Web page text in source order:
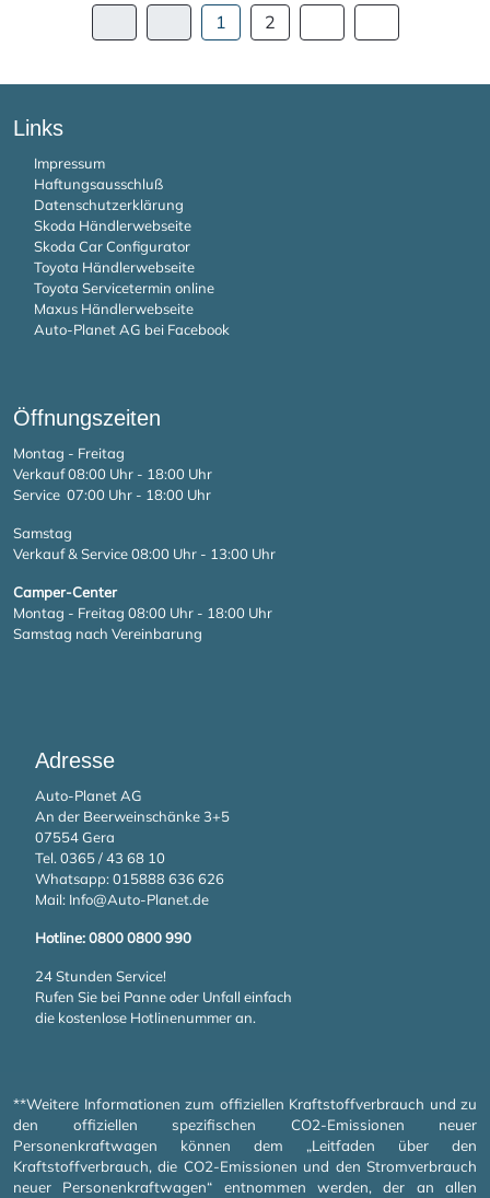
1 2
Links
Impressum
Haftungsausschluß
Datenschutzerklärung
Skoda Händlerwebseite
Skoda Car Configurator
Toyota Händlerwebseite
Toyota Servicetermin online
Maxus Händlerwebseite
Auto-Planet AG bei Facebook
Öffnungszeiten
Montag - Freitag
Verkauf 08:00 Uhr - 18:00 Uhr
Service 07:00 Uhr - 18:00 Uhr
Samstag
Verkauf & Service 08:00 Uhr - 13:00 Uhr
Camper-Center
Montag - Freitag 08:00 Uhr - 18:00 Uhr
Samstag nach Vereinbarung
Adresse
Auto-Planet AG
An der Beerweinschänke 3+5
07554 Gera
Tel. 0365 / 43 68 10
Whatsapp: 015888 636 626
Mail: Info@Auto-Planet.de
Hotline: 0800 0800 990
24 Stunden Service!
Rufen Sie bei Panne oder Unfall einfach
die kostenlose Hotlinenummer an.
**Weitere Informationen zum offiziellen Kraftstoffverbrauch und zu
den offiziellen spezifischen CO2-Emissionen neuer
Personenkraftwagen können dem „Leitfaden über den
Kraftstoffverbrauch, die CO2-Emissionen und den Stromverbrauch
neuer Personenkraftwagen“ entnommen werden, der an allen